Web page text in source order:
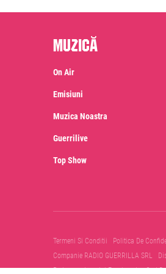
Muzică
On Air
Emisiuni
Muzica Noastra
Guerrilive
Top Show
Termeni Si Conditii Politica De
Companie RADIO GUERRILLA SRL
Prelucrare Imagini Evenimente
Cod